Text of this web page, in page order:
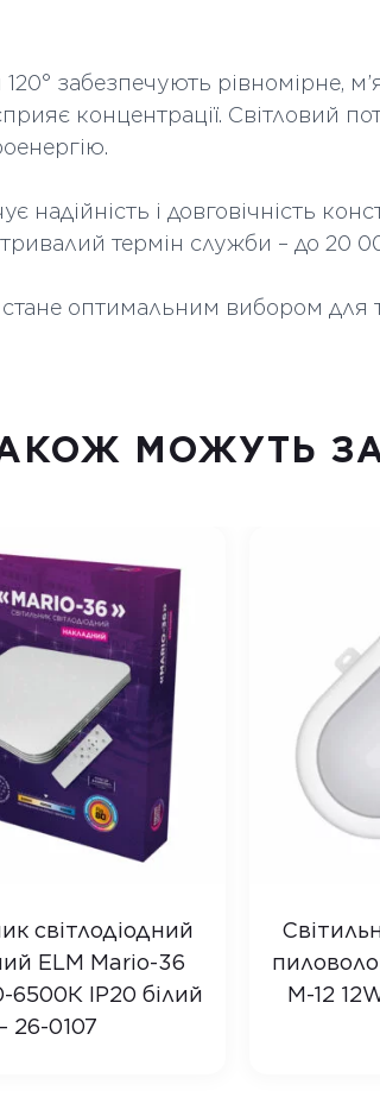
Форма
шт
забезпечують рівномірне,
концентрації. Світловий
надійність і довговічність
тривалий термін служби – до
оптимальним вибором для
МОЖУТЬ
світлодіодний
ELM Mario-36
6500К IP20 білий
– 26-0107
M-12